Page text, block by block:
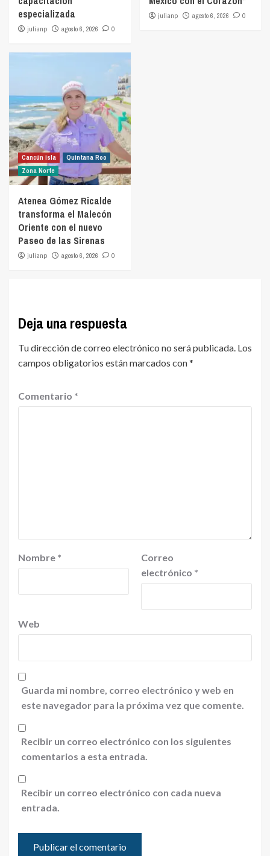
especializada
julianp agosto 6, 2026 0
julianp agosto 6, 2026 0
Cancún isla
Quintana Roo
Zona Norte
Atenea Gómez Ricalde
transforma el Malecón
Oriente con el nuevo
Paseo de las Sirenas
julianp agosto 6, 2026 0
Deja una respuesta
Tu dirección de correo electrónico no será publicada. Los
campos obligatorios están marcados con*
Comentario *
Nombre *
Correo
electrónico *
Web
Guarda mi nombre, correo electrónico y web en
este navegador para la próxima vez que comente.
Recibir un correo electrónico con los siguientes
comentarios a esta entrada.
Recibir un correo electrónico con cada nueva
entrada.